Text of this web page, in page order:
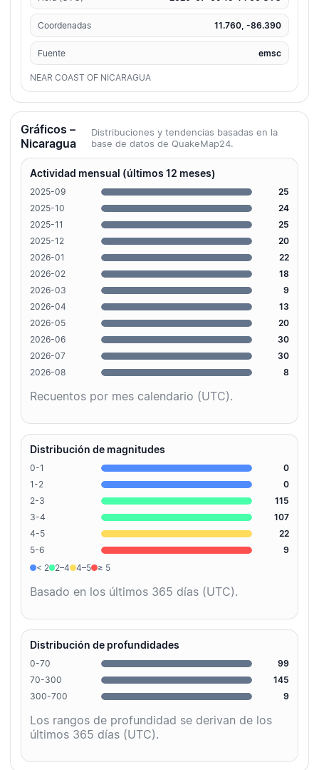
Coordenadas 11.760, -86.390
Fuente emsc
NEAR COAST OF NICARAGUA
Gráficos –
Nicaragua
Distribuciones y tendencias basadas en la
base de datos de QuakeMap24.
Actividad mensual (últimos 12 meses)
2025-09
25
2025-10
24
2025-11
25
2025-12
20
2026-01
22
2026-02
18
2026-03
9
2026-04
13
2026-05
20
2026-06
30
2026-07
30
2026-08
8
Recuentos por mes calendario (UTC).
Distribución de magnitudes
0-1
0
1-2
0
2-3
115
3-4
107
4-5
22
5-6
9
< 2
2–4 4–5 ≥ 5
Basado en los últimos 365 días (UTC).
Distribución de profundidades
0-70
99
70-300
145
300-700
9
Los rangos de profundidad se derivan de los
últimos 365 días (UTC).